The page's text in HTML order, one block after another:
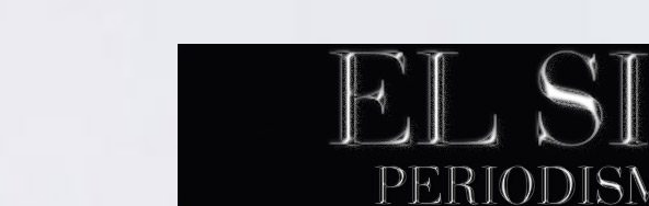
EL SINDICAL
Periodismo Inteligente